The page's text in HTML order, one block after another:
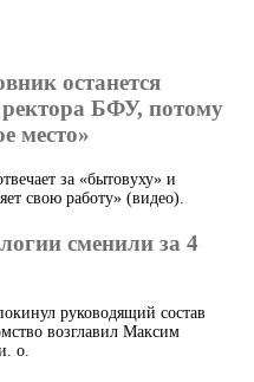
останется
ректора БФУ, потому
место»
за «бытовуху» и
свою работу» (видео).
сменили за 4
руководящий состав
возглавил Максим
о.